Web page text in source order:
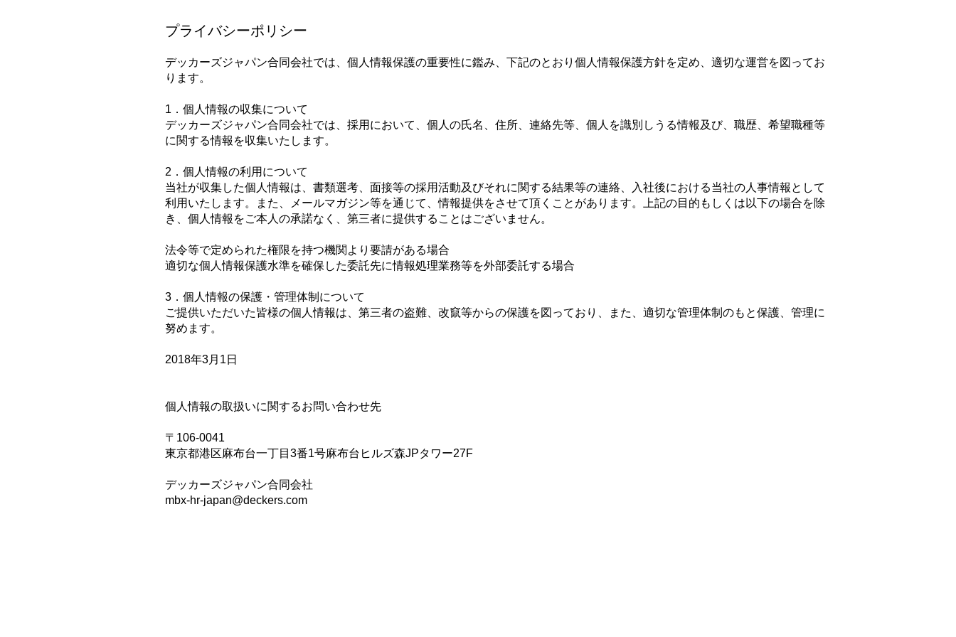
プライバシーポリシー
デッカーズジャパン合同会社では、個人情報保護の重要性に鑑み、下記のとおり個人情報保護方針を定め、適切な運営を図ってお
ります。
1．個人情報の収集について
デッカーズジャパン合同会社では、採用において、個人の氏名、住所、連絡先等、個人を識別しうる情報及び、職歴、希望職種等
に関する情報を収集いたします。
2．個人情報の利用について
当社が収集した個人情報は、書類選考、面接等の採用活動及びそれに関する結果等の連絡、入社後における当社の人事情報として
利用いたします。また、メールマガジン等を通じて、情報提供をさせて頂くことがあります。上記の目的もしくは以下の場合を除
き、個人情報をご本人の承諾なく、第三者に提供することはございません。
法令等で定められた権限を持つ機関より要請がある場合
適切な個人情報保護水準を確保した委託先に情報処理業務等を外部委託する場合
3．個人情報の保護・管理体制について
ご提供いただいた皆様の個人情報は、第三者の盗難、改竄等からの保護を図っており、また、適切な管理体制のもと保護、管理に
努めます。
2018年3月1日
個人情報の取扱いに関するお問い合わせ先
〒106-0041
東京都港区麻布台一丁目3番1号麻布台ヒルズ森JPタワー27F
デッカーズジャパン合同会社
mbx-hr-japan@deckers.com